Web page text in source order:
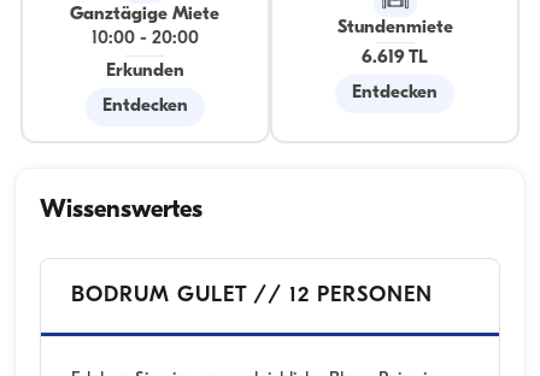
Ganztägige Miete
10:00- 20:00
Erkunden
Entdecken
Stundenmiete
6.619 TL
Entdecken
Wissenswertes
BODRUM GULET // 12 PERSONEN